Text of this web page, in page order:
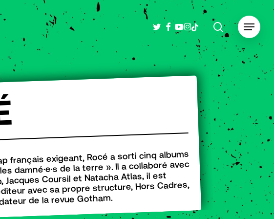
twitter
facebook
youtube
instagram
tiktok search
Menu
français exigeant, Rocé a sorti cinq albums
damné·e·s de la terre ». Il a collaboré avec
Jacques Coursil et Natacha Atlas, il est
avec sa propre structure, Hors Cadres,
de la revue Gotham.